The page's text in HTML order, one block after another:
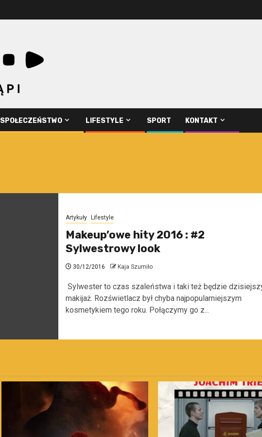
SPOŁECZEŃSTWO LIFESTYLE SPORT KONTAKT
Artykuły Lifestyle
Makeup’owe hity 2016 : #2
Sylwestrowy look
30/12/2016 Kaja Szumiło
Sylwester to czas szaleństwa i taki też będzie
makijaż. Rozświetlacz był chyba najpopularniejszym
kosmetykiem tego roku. Połączymy go z...